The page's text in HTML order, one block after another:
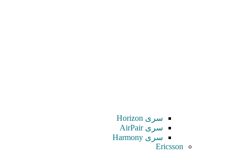
سری Horizon
سری AirPair
سری Harmony
Ericsson